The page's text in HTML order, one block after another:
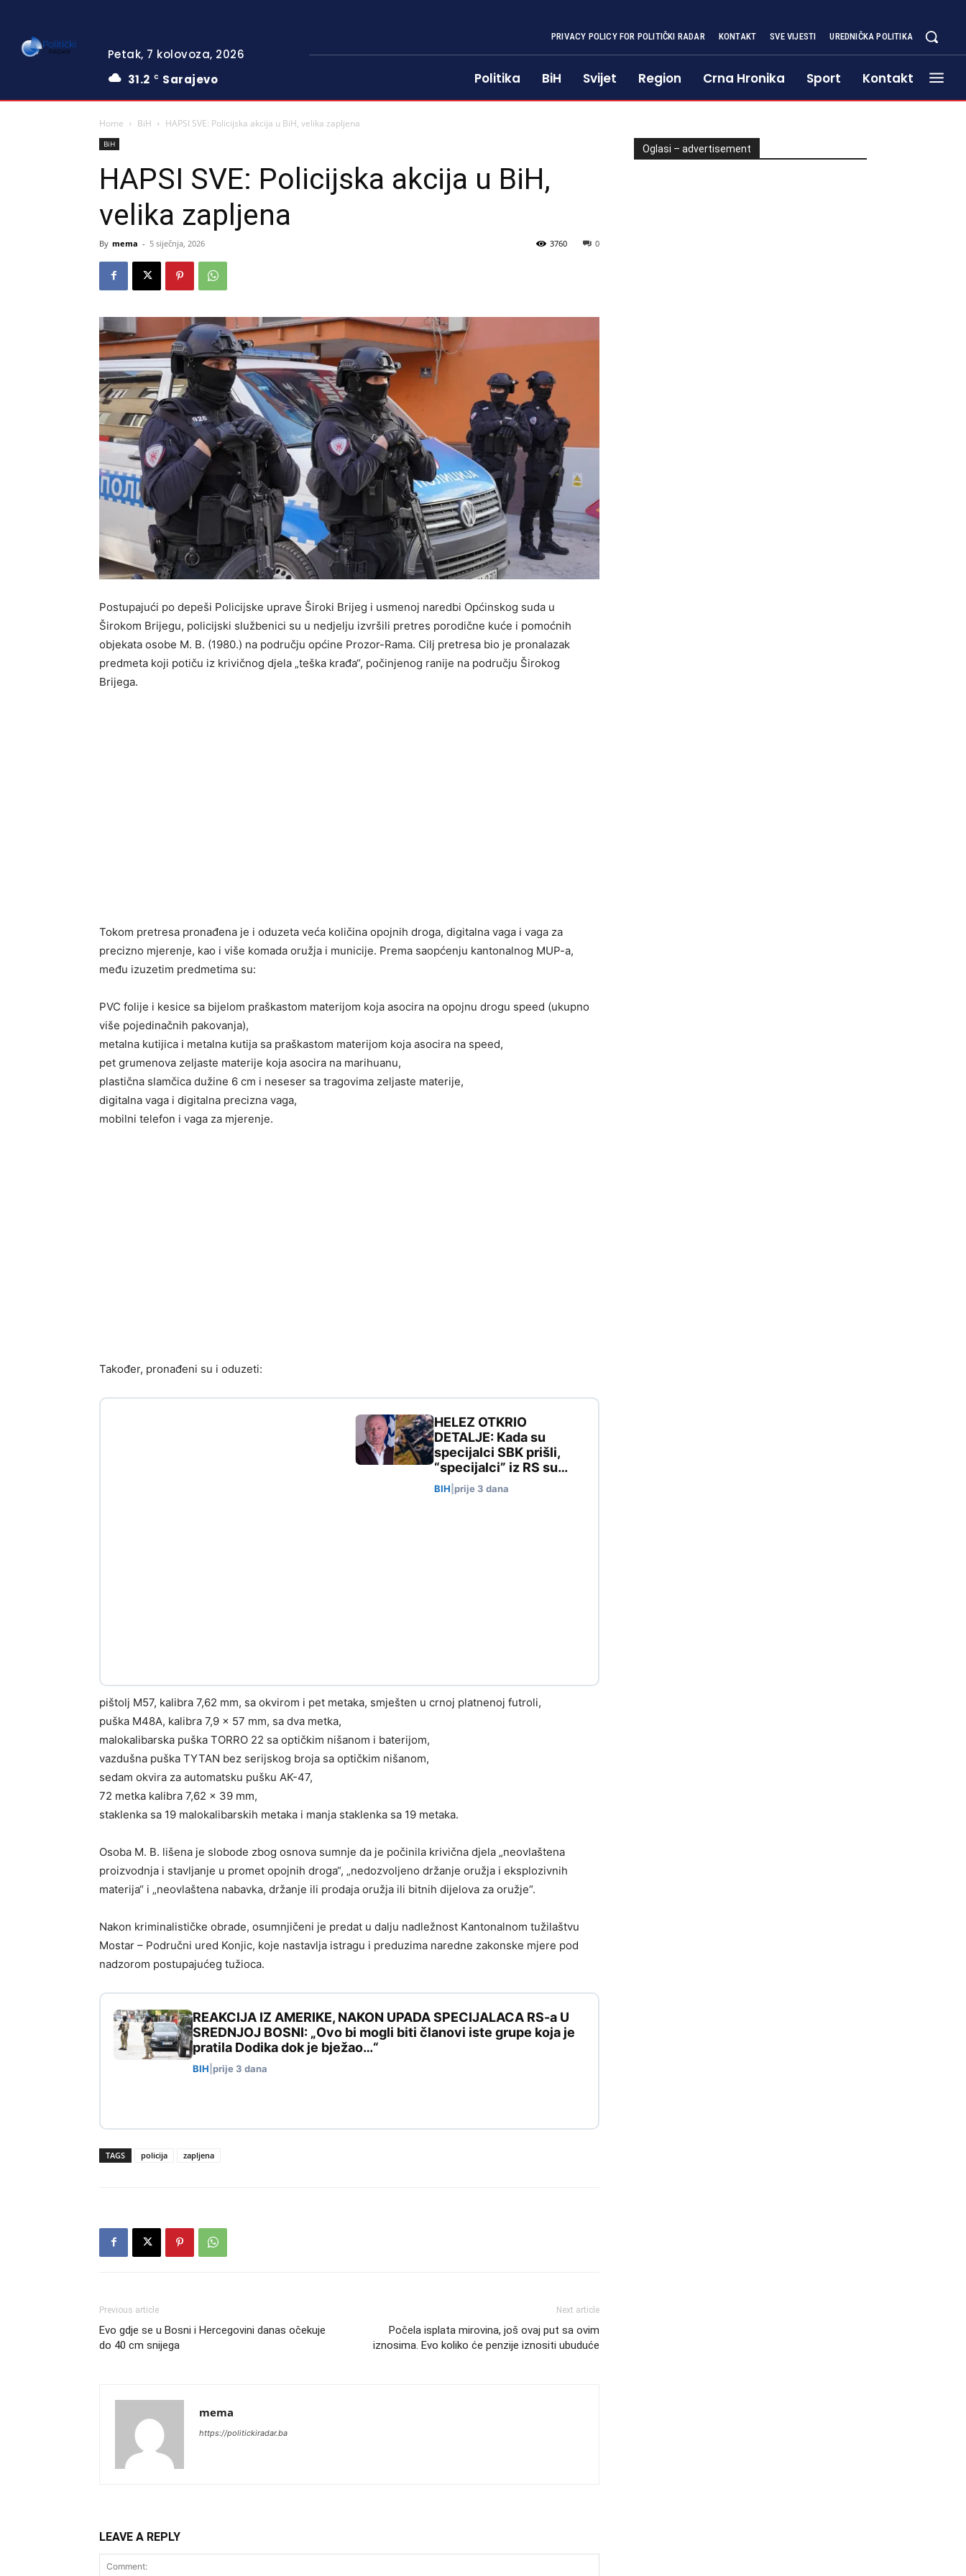
Petak, 7 kolovoza, 2026
31.2 C Sarajevo
PRIVACY POLICY FOR POLITIČKI RADAR KONTAKT SVE VIJESTI UREDNIČKA POLITIKA
Politika BiH Svijet Region Crna Hronika Sport Kontakt
Home BiH HAPSI SVE: Policijska akcija u BiH, velika zapljena
BiH
HAPSI SVE: Policijska akcija u BiH,
velika zapljena
By mema - 5 siječnja, 2026 0
3760
Postupajući po depeši Policijske uprave Široki Brijeg i usmenoj naredbi Općinskog suda u
Širokom Brijegu, policijski službenici su u nedjelju izvršili pretres porodične kuće i pomoćnih
objekata osobe M. B. (1980.) na području općine Prozor-Rama. Cilj pretresa bio je pronalazak
predmeta koji potiču iz krivičnog djela „teška krađa“, počinjenog ranije na području Širokog
Brijega.
Tokom pretresa pronađena je i oduzeta veća količina opojnih droga, digitalna vaga i vaga za
precizno mjerenje, kao i više komada oružja i municije. Prema saopćenju kantonalnog MUP-a,
među izuzetim predmetima su:
PVC folije i kesice sa bijelom praškastom materijom koja asocira na opojnu drogu speed (ukupno
više pojedinačnih pakovanja),
metalna kutijica i metalna kutija sa praškastom materijom koja asocira na speed,
pet grumenova zeljaste materije koja asocira na marihuanu,
plastična slamčica dužine 6 cm i neseser sa tragovima zeljaste materije,
digitalna vaga i digitalna precizna vaga,
mobilni telefon i vaga za mjerenje.
Također, pronađeni su i oduzeti:
HELEZ OTKRIO
DETALJE: Kada su
specijalci SBK prišli,
“specijalci” iz RS su…
BIH prije 3 dana
pištolj M57, kalibra 7,62 mm, sa okvirom i pet metaka, smješten u crnoj platnenoj futroli,
puška M48A, kalibra 7,9 × 57 mm, sa dva metka,
malokalibarska puška TORRO 22 sa optičkim nišanom i baterijom,
vazdušna puška TYTAN bez serijskog broja sa optičkim nišanom,
sedam okvira za automatsku pušku AK-47,
72 metka kalibra 7,62 × 39 mm,
staklenka sa 19 malokalibarskih metaka i manja staklenka sa 19 metaka.
Osoba M. B. lišena je slobode zbog osnova sumnje da je počinila krivična djela „neovlaštena
proizvodnja i stavljanje u promet opojnih droga“, „nedozvoljeno držanje oružja i eksplozivnih
materija“ i „neovlaštena nabavka, držanje ili prodaja oružja ili bitnih dijelova za oružje“.
Nakon kriminalističke obrade, osumnjičeni je predat u dalju nadležnost Kantonalnom tužilaštvu
Mostar – Područni ured Konjic, koje nastavlja istragu i preduzima naredne zakonske mjere pod
nadzorom postupajućeg tužioca.
REAKCIJA IZ AMERIKE, NAKON UPADA SPECIJALACA RS-a U
SREDNJOJ BOSNI: „Ovo bi mogli biti članovi iste grupe koja je
pratila Dodika dok je bježao…“
BIH prije 3 dana
TAGS policija zapljena
Previous article
Evo gdje se u Bosni i Hercegovini danas očekuje
do 40 cm snijega
Next article
Počela isplata mirovina, još ovaj put sa ovim
iznosima. Evo koliko će penzije iznositi ubuduće
mema
https://politickiradar.ba
LEAVE A REPLY
Oglasi – advertisement